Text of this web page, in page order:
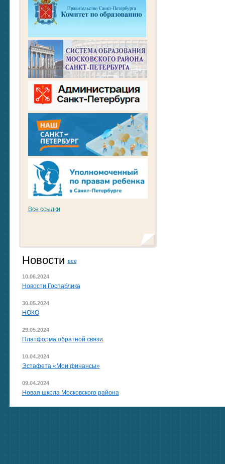
Все ссылки
Новостивсе
10.06.2024
Новости Госпаблика
30.05.2024
НОКО
29.05.2024
Платформа обратной связи
10.04.2024
Эстафета «Мои финансы»
09.04.2024
Новая школа Московского района